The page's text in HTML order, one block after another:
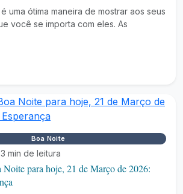
uma ótima maneira de mostrar aos seus
você se importa com eles. As
Boa Noite
3 min de leitura
Noite para hoje, 21 de Março de 2026: